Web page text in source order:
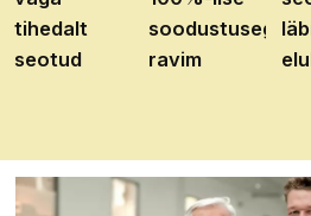
tihedalt
seotud
soodustusega
ravim